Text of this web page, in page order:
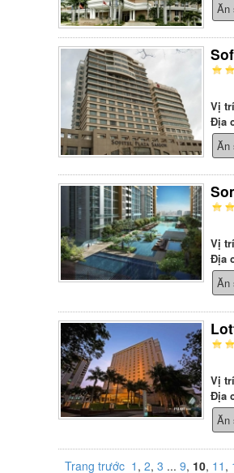
Ăn
Vị
Địa
Ăn
Vị
Địa
Ăn
Vị
Địa
Ăn
Trang trước 1 , 2, 3 ... 9, 10, 11 ,